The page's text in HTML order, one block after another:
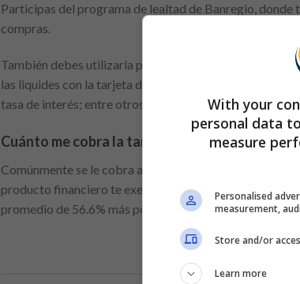
Participas del programa de lealtad de Banregio,
compras.
También debes utilizarla para efectuar una
las liquides con la tarjeta de crédito Gold, con pagos
tasa de interés; entre otros beneficios.
Cuánto me cobra la tarjeta de crédito Gold
Comúnmente se le cobra al tarjetahabiente por los
producto financiero te exenta de ese cobro otras
promedio de 56.6% más ponderada por saldo del
With your
personal data
measure
Personalised
measurement,
Store and/or
Learn more